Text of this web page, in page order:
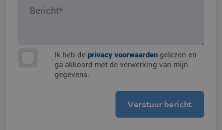
Ik heb de privacy voorwaarden gelezen en
ga akkoord met de verwerking van mijn
gegevens.